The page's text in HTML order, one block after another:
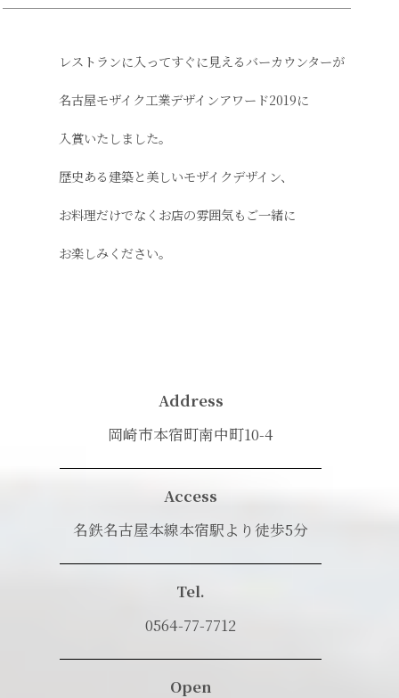
レストランに入ってすぐに見えるバーカウンターが
名古屋モザイク工業デザインアワード2019に
入賞いたしました。
歴史ある建築と美しいモザイクデザイン、
お料理だけでなくお店の雰囲気もご一緒に
お楽しみください。
Address
岡崎市本宿町南中町10-4
Access
名鉄名古屋本線本宿駅より徒歩5分
Tel.
0564-77-7712
Open